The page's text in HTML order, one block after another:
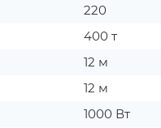
220
400 т
12 м
12 м
1000 Вт